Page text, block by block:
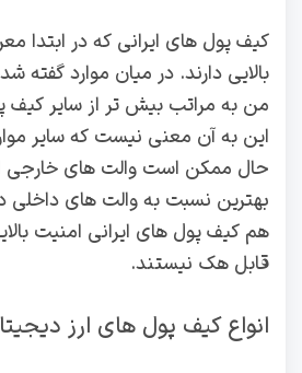
کیف پول های ایرانی که در ابتدا
بالایی دارند. در میان موارد گفته
من به مراتب بیش تر از سایر کیف
این به آن معنی نیست که سایر
حال ممکن است والت های خارجی
بهترین نسبت به والت های داخلی
هم کیف پول های ایرانی امنیت
قابل هک نیستند.
انواع کیف پول های ارز